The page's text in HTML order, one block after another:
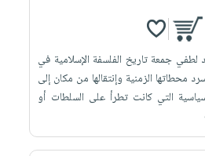
جمعة تاريخ الفلسفة الإسلامية في
الزمنية وإنتقالها من مكان إلى
التي كانت تطرأ على السلطات أو